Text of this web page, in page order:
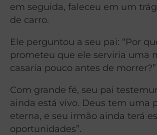
em seguida, faleceu em um
de carro.
Ele perguntou a seu pai: “Por
prometeu que ele serviria uma
casaria pouco antes de morrer?”
Com grande fé, seu pai
ainda está vivo. Deus tem uma
eterna, e seu irmão ainda terá
oportunidades”.